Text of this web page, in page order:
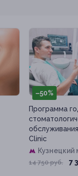
–50%
Программа
Clinic
Кузнецкий
14 750 руб. 7